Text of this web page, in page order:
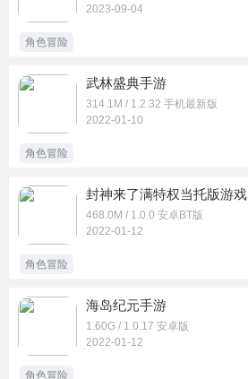
2023-09-04
角色冒险
武林盛典手游
314.1M / 1.2.32 手机最新版
2022-01-10
角色冒险
封神来了满特权当托版游戏
468.0M / 1.0.0 安卓BT版
2022-01-12
角色冒险
海岛纪元手游
1.60G / 1.0.17 安卓版
2022-01-12
角色冒险